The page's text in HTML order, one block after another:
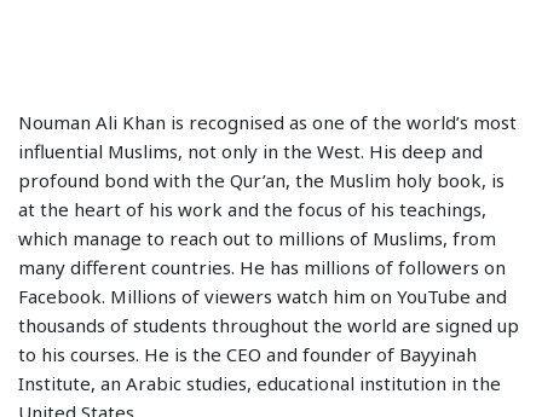
Nouman Ali Khan is recognised as one of the world’s most
influential Muslims, not only in the West. His deep and
profound bond with the Qur’an, the Muslim holy book, is
at the heart of his work and the focus of his teachings,
which manage to reach out to millions of Muslims, from
many different countries. He has millions of followers on
Facebook. Millions of viewers watch him on YouTube and
thousands of students throughout the world are signed up
to his courses. He is the CEO and founder of Bayyinah
Institute, an Arabic studies, educational institution in the
United States.